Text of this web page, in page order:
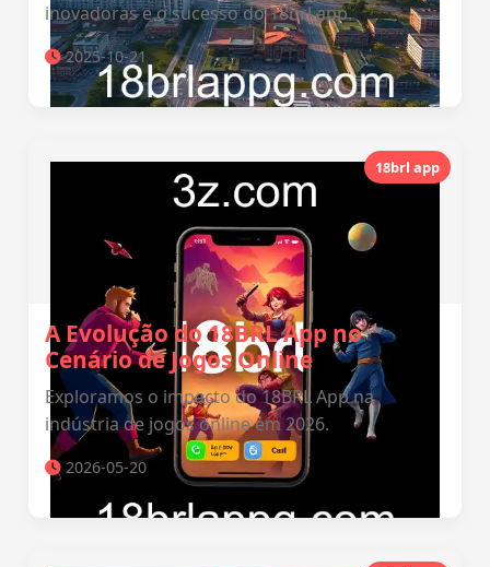
inovadoras e o sucesso do 18brl app.
2025-10-21
18brl app
A Evolução do 18BRL App no
Cenário de Jogos Online
Exploramos o impacto do 18BRL App na
indústria de jogos online em 2026.
2026-05-20